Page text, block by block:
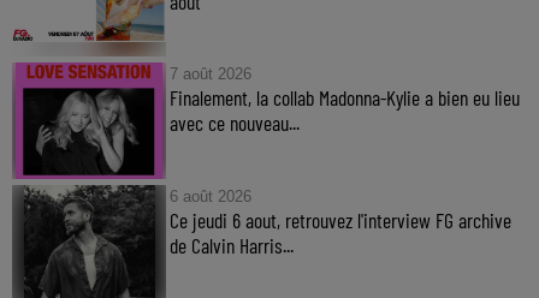
7 août 2026
Finalement, la collab Madonna-Kylie a bien eu lieu
avec ce nouveau...
6 août 2026
Ce jeudi 6 aout, retrouvez l'interview FG archive
de Calvin Harris...